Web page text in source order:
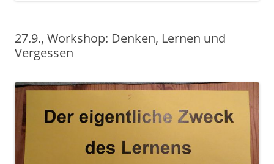
27.9., Workshop: Denken, Lernen und
Vergessen